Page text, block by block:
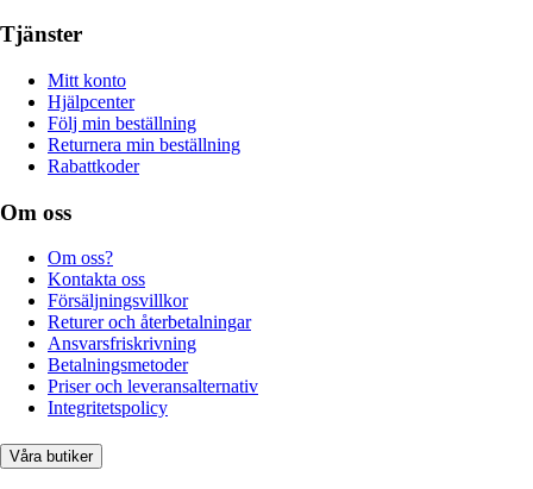
Tjänster
Mitt konto
Hjälpcenter
Följ min beställning
Returnera min beställning
Rabattkoder
Om oss
Om oss?
Kontakta oss
Försäljningsvillkor
Returer och återbetalningar
Ansvarsfriskrivning
Betalningsmetoder
Priser och leveransalternativ
Integritetspolicy
Våra butiker